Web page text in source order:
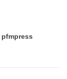
pfmpress